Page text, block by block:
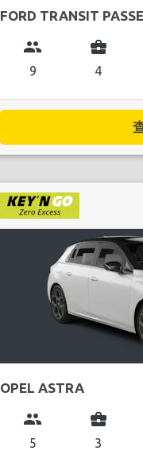
FORD TRANSIT
group
9
business_center
4
OPEL ASTRA
group
5
business_center
3